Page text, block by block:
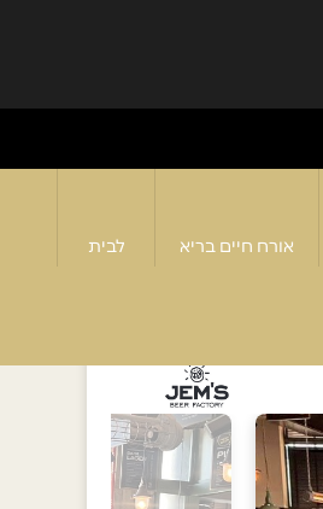
אורח חיים בריא לבית